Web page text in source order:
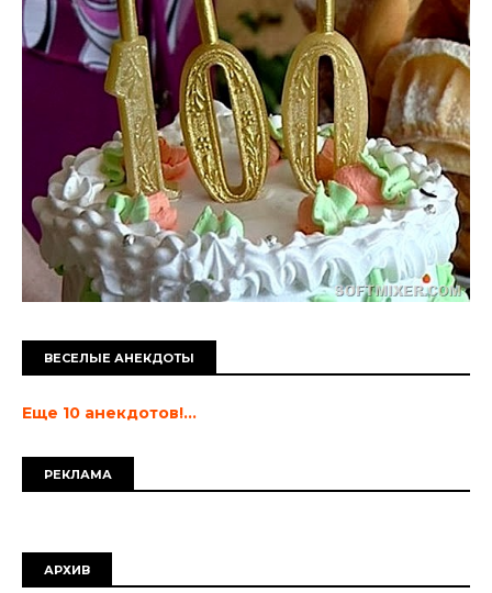
ВЕСЕЛЫЕ АНЕКДОТЫ
Еще 10 анекдотов!...
РЕКЛАМА
АРХИВ